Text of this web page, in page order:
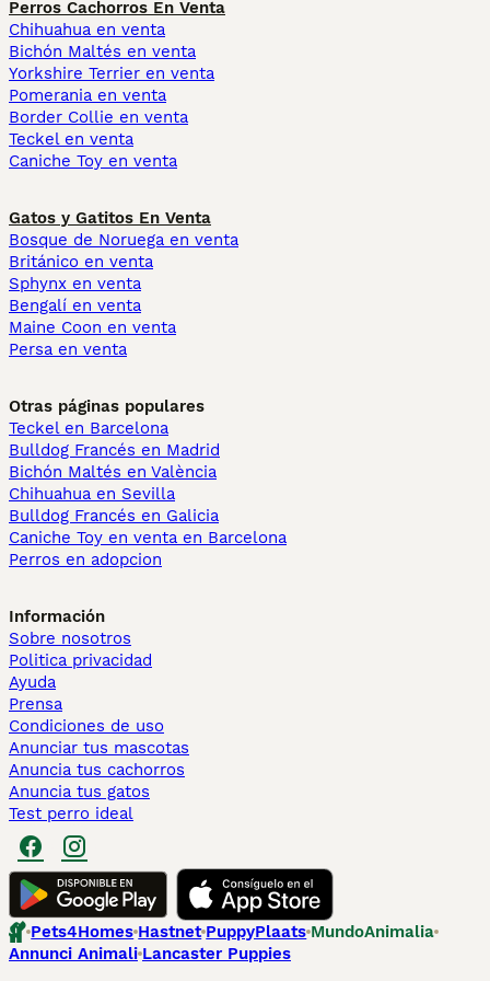
Perros Cachorros En Venta
Chihuahua en venta
Bichón Maltés en venta
Yorkshire Terrier en venta
Pomerania en venta
Border Collie en venta
Teckel en venta
Caniche Toy en venta
Gatos y Gatitos En Venta
Bosque de Noruega en venta
Británico en venta
Sphynx en venta
Bengalí en venta
Maine Coon en venta
Persa en venta
Otras páginas populares
Teckel en Barcelona
Bulldog Francés en Madrid
Bichón Maltés en València
Chihuahua en Sevilla
Bulldog Francés en Galicia
Caniche Toy en venta en Barcelona
Perros en adopcion
Información
Sobre nosotros
Politica privacidad
Ayuda
Prensa
Condiciones de uso
Anunciar tus mascotas
Anuncia tus cachorros
Anuncia tus gatos
Test perro ideal
Pets4Homes Hastnet PuppyPlaats MundoAnimalia
Annunci Animali Lancaster Puppies